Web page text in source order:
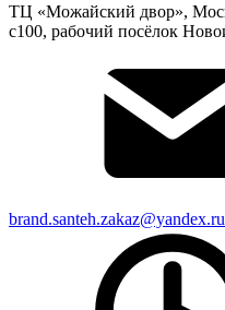
ТЦ «Можайский двор»,
с100, рабочий посёлок
brand.santeh.zakaz@yandex.ru